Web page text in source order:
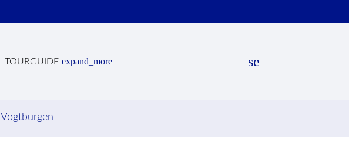
TOURGUIDE expand_more search
Vogtburgen